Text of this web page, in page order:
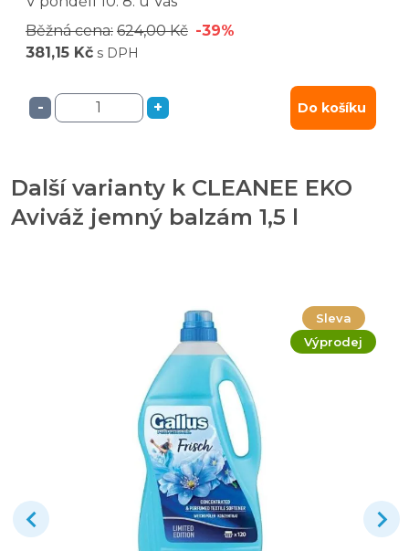
Běžná cena: 624,00 Kč -39%
381,15 Kč s DPH
- + Do košíku
Další varianty k CLEANEE EKO
Aviváž jemný balzám 1,5 l
Sleva
Výprodej